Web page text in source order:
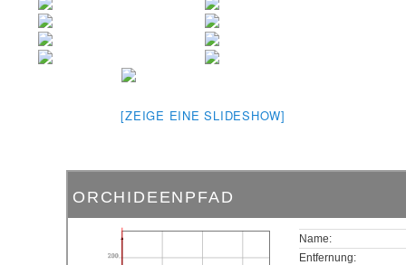
[ZEIGE EINE SLIDESHOW]
ORCHIDEENPFAD
200
Name:
Entfernung: